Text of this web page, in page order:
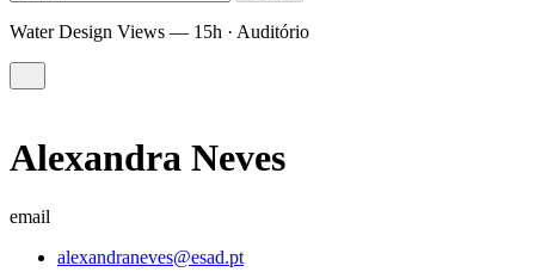
Water Design Views — 15h · Auditório
Alexandra Neves
email
alexandraneves@esad.pt